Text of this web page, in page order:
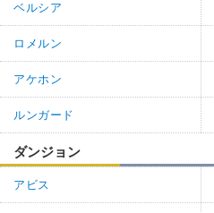
ベルシア
ロメルン
アケホン
ルンガード
ダンジョン
アビス